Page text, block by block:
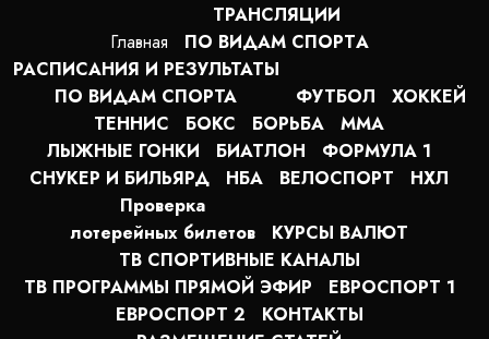
Главная
ТРАНСЛЯЦИИ
ПО ВИДАМ СПОРТA
РАСПИСАНИЯ И РЕЗУЛЬТАТЫ
ПО ВИДАМ СПОРТА
ФУТБОЛ
ХОККЕЙ
ТЕННИС
БОКС БОРЬБА
MMA
ЛЫЖНЫЕ ГОНКИ
БИАТЛОН
ФОРМУЛА 1
СНУКЕР И БИЛЬЯРД
НБА ВЕЛОСПОРТ
НХЛ
Проверка
лотерейных билетов
КУРСЫ ВАЛЮТ
ТВ СПОРТИВНЫЕ КАНАЛЫ
ТВ ПРОГРАММЫ ПРЯМОЙ ЭФИР
ЕВРОСПОРТ 1
ЕВРОСПОРТ 2
КОНТАКТЫ